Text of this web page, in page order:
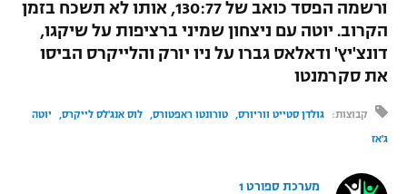
לוח שידורים
ברחבה
"מעל הליגה" – פודקאסט
הפועל חיפה
הפועל באר שבע
מכבי נתניה
בני יהודה
ליגה סינית
ליגה ברזילאית
ג'ודו
אגרוף
ספורט אולימפי
ורשמה הפסד כואב של 130:77, אותו לא תשכח בזמן
הקרוב. יוטה עם ניצחון שמיני ברציפות על שיקגו,
דונצ'יץ' ודאלאס גברו על ניו יורק והלייקרס הביסו
את סקרמנטו
קבוצות: גולדן סטייט ווריורס טורונטו ראפטורס לוס אנג'לס לייקרס יוטה
ג'אז
מערכת ספורט 1